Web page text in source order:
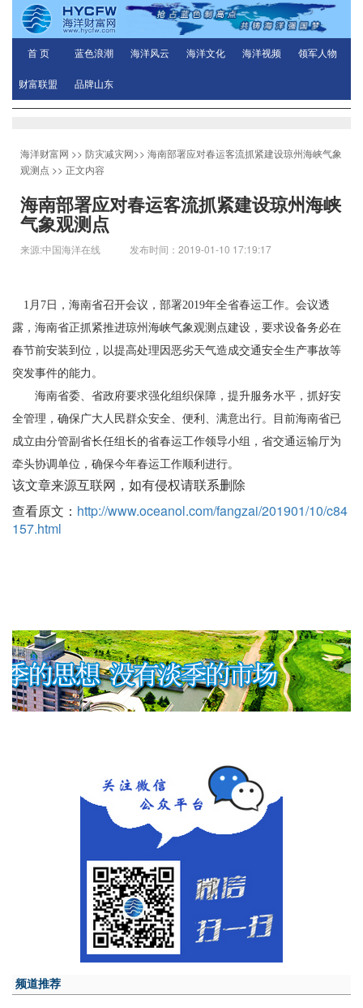
首 页 蓝色浪潮 海洋风云 海洋文化 海洋视频 领军人物
财富联盟 品牌山东
海洋财富网 >> 防灾减灾网>> 海南部署应对春运客流抓紧建设琼州海峡气象
观测点 >> 正文内容
海南部署应对春运客流抓紧建设琼州海峡
气象观测点
来源:中国海洋在线 发布时间：2019-01-10 17:19:17
1月7日，海南省召开会议，部署2019年全省春运工作。会议透
露，海南省正抓紧推进琼州海峡气象观测点建设，要求设备务必在
春节前安装到位，以提高处理因恶劣天气造成交通安全生产事故等
突发事件的能力。
海南省委、省政府要求强化组织保障，提升服务水平，抓好安
全管理，确保广大人民群众安全、便利、满意出行。目前海南省已
成立由分管副省长任组长的省春运工作领导小组，省交通运输厅为
牵头协调单位，确保今年春运工作顺利进行。
该文章来源互联网，如有侵权请联系删除
查看原文： http://www.oceanol.com/fangzai/201901/10/c84
157.html
频道推荐